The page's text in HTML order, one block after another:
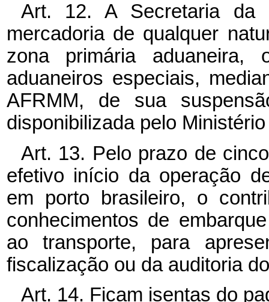
Art. 12. A Secretaria da
mercadoria de qualquer
zona primária
aduaneiros especiais,
AFRMM, de sua
disponibilizada pelo
Art. 13. Pelo prazo de
efetivo início da operação
em porto brasileiro, o
conhecimentos de
ao transporte, para
fiscalização ou da auditoria
Art. 14. Ficam isentas do